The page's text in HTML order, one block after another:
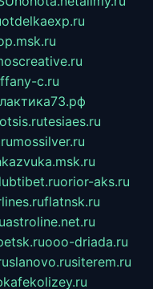
otdelkaexp.ru
c.ru
tesiaes.ru
mossilver.ru
orior-aks.ru
flatnsk.ru
astroline.net.ru
ooo-driada.ru
siterem.ru
kafekolizey.ru